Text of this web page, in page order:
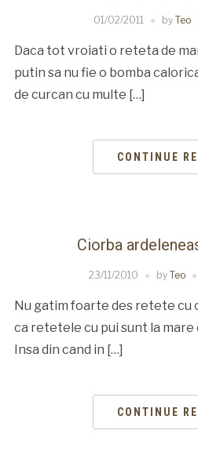
01/02/2011 by Teo
Daca tot vroiati o reteta de
putin sa nu fie o bomba
de curcan cu multe […]
CONTINUE
Ciorba
23/11/2010 by Teo
Nu gatim foarte des retete cu
ca retetele cu pui sunt la mare
Insa din cand in […]
CONTINUE